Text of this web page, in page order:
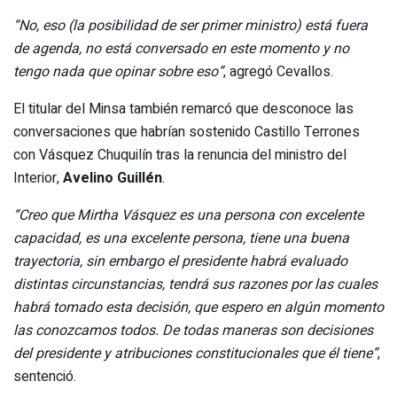
“No, eso (la posibilidad de ser primer ministro) está fuera
de agenda, no está conversado en este momento y no
tengo nada que opinar sobre eso”, agregó Cevallos.
El titular del Minsa también remarcó que desconoce las
conversaciones que habrían sostenido Castillo Terrones
con Vásquez Chuquilín tras la renuncia del ministro del
Interior,Avelino Guillén.
“Creo que Mirtha Vásquez es una persona con excelente
capacidad, es una excelente persona, tiene una buena
trayectoria, sin embargo el presidente habrá evaluado
distintas circunstancias, tendrá sus razones por las cuales
habrá tomado esta decisión, que espero en algún momento
las conozcamos todos. De todas maneras son decisiones
del presidente y atribuciones constitucionales que él tiene”,
sentenció.